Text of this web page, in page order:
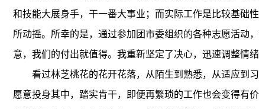
和技能大展身手，干一番大事业；而实际工作是比较基础
所动摇。所幸的是，通过参加团市委组织的各种志愿活动
意，我们的付出就值得。我重新坚定了决心，迅速调整情
看过林芝桃花的花开花落，从陌生到熟悉，从适应到
愿意投身其中，踏实肯干，即便再繁琐的工作也会变得有